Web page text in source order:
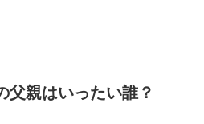
父親はいったい誰？